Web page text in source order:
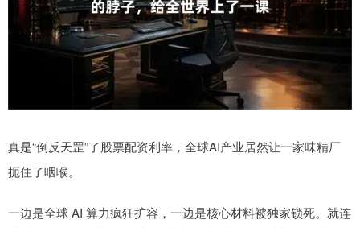
真是“倒反天罡”了股票配资利率，全球AI产业居然让一家味精厂
扼住了咽喉。
一边是全球 AI 算力疯狂扩容，一边是核心材料被独家锁死。就连